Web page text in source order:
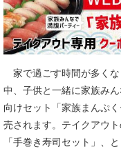
家で過ごす時間が多くな
中、子供と一緒に家族み
向けセット「家族まんぷ
売されます。テイクアウ
「手巻き寿司セット」、